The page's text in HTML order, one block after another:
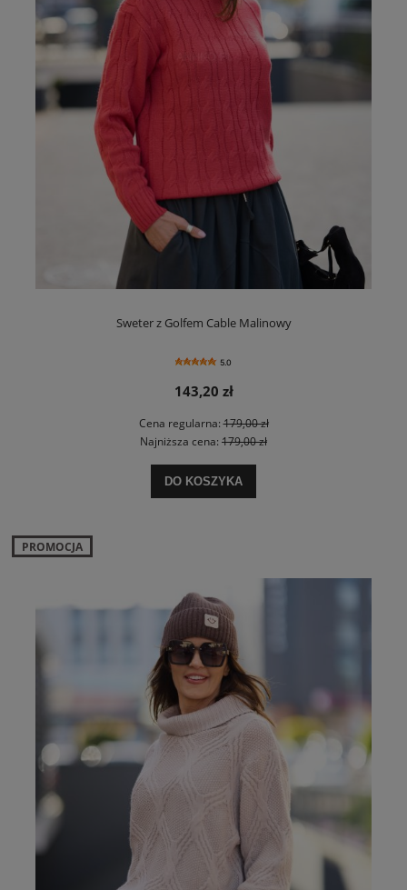
Sweter z Golfem Cable Malinowy
5.0
143,20 zł
Cena regularna:179,00 zł
Najniższa cena: 179,00 zł
DO KOSZYKA
PROMOCJA